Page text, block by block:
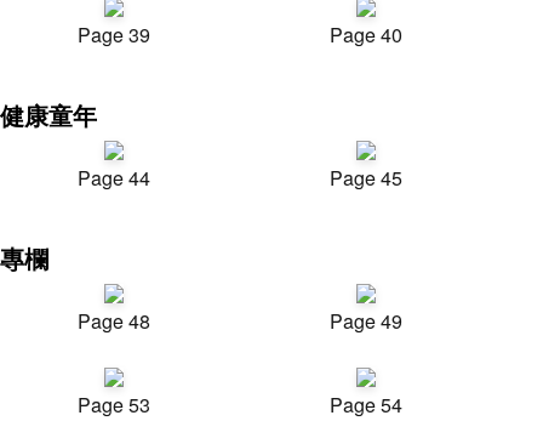
Page 39 Page 40
健康童年
Page 44 Page 45
專欄
Page 48 Page 49
Page 53 Page 54